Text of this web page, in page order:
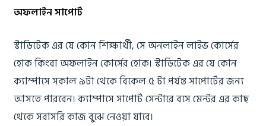
অফলাইন সাপোর্ট
স্টাডিটেক এর যে কোন শিক্ষার্থী, সে অনলাইন লাইভ কোর্সের
হোক কিংবা অফলাইন কোর্সের হোক। স্টাডিটেক এর যে কোন
ক্যাম্পাসে সকাল ৯টা থেকে বিকেল ৫ টা পর্যন্ত সাপোর্টের জন্য
আসতে পারবেন। ক্যাম্পাসে সাপোর্ট সেন্টারে বসে মেন্টর এর কাছ
থেকে সরাসরি কাজ বুঝে নেওয়া যাবে।